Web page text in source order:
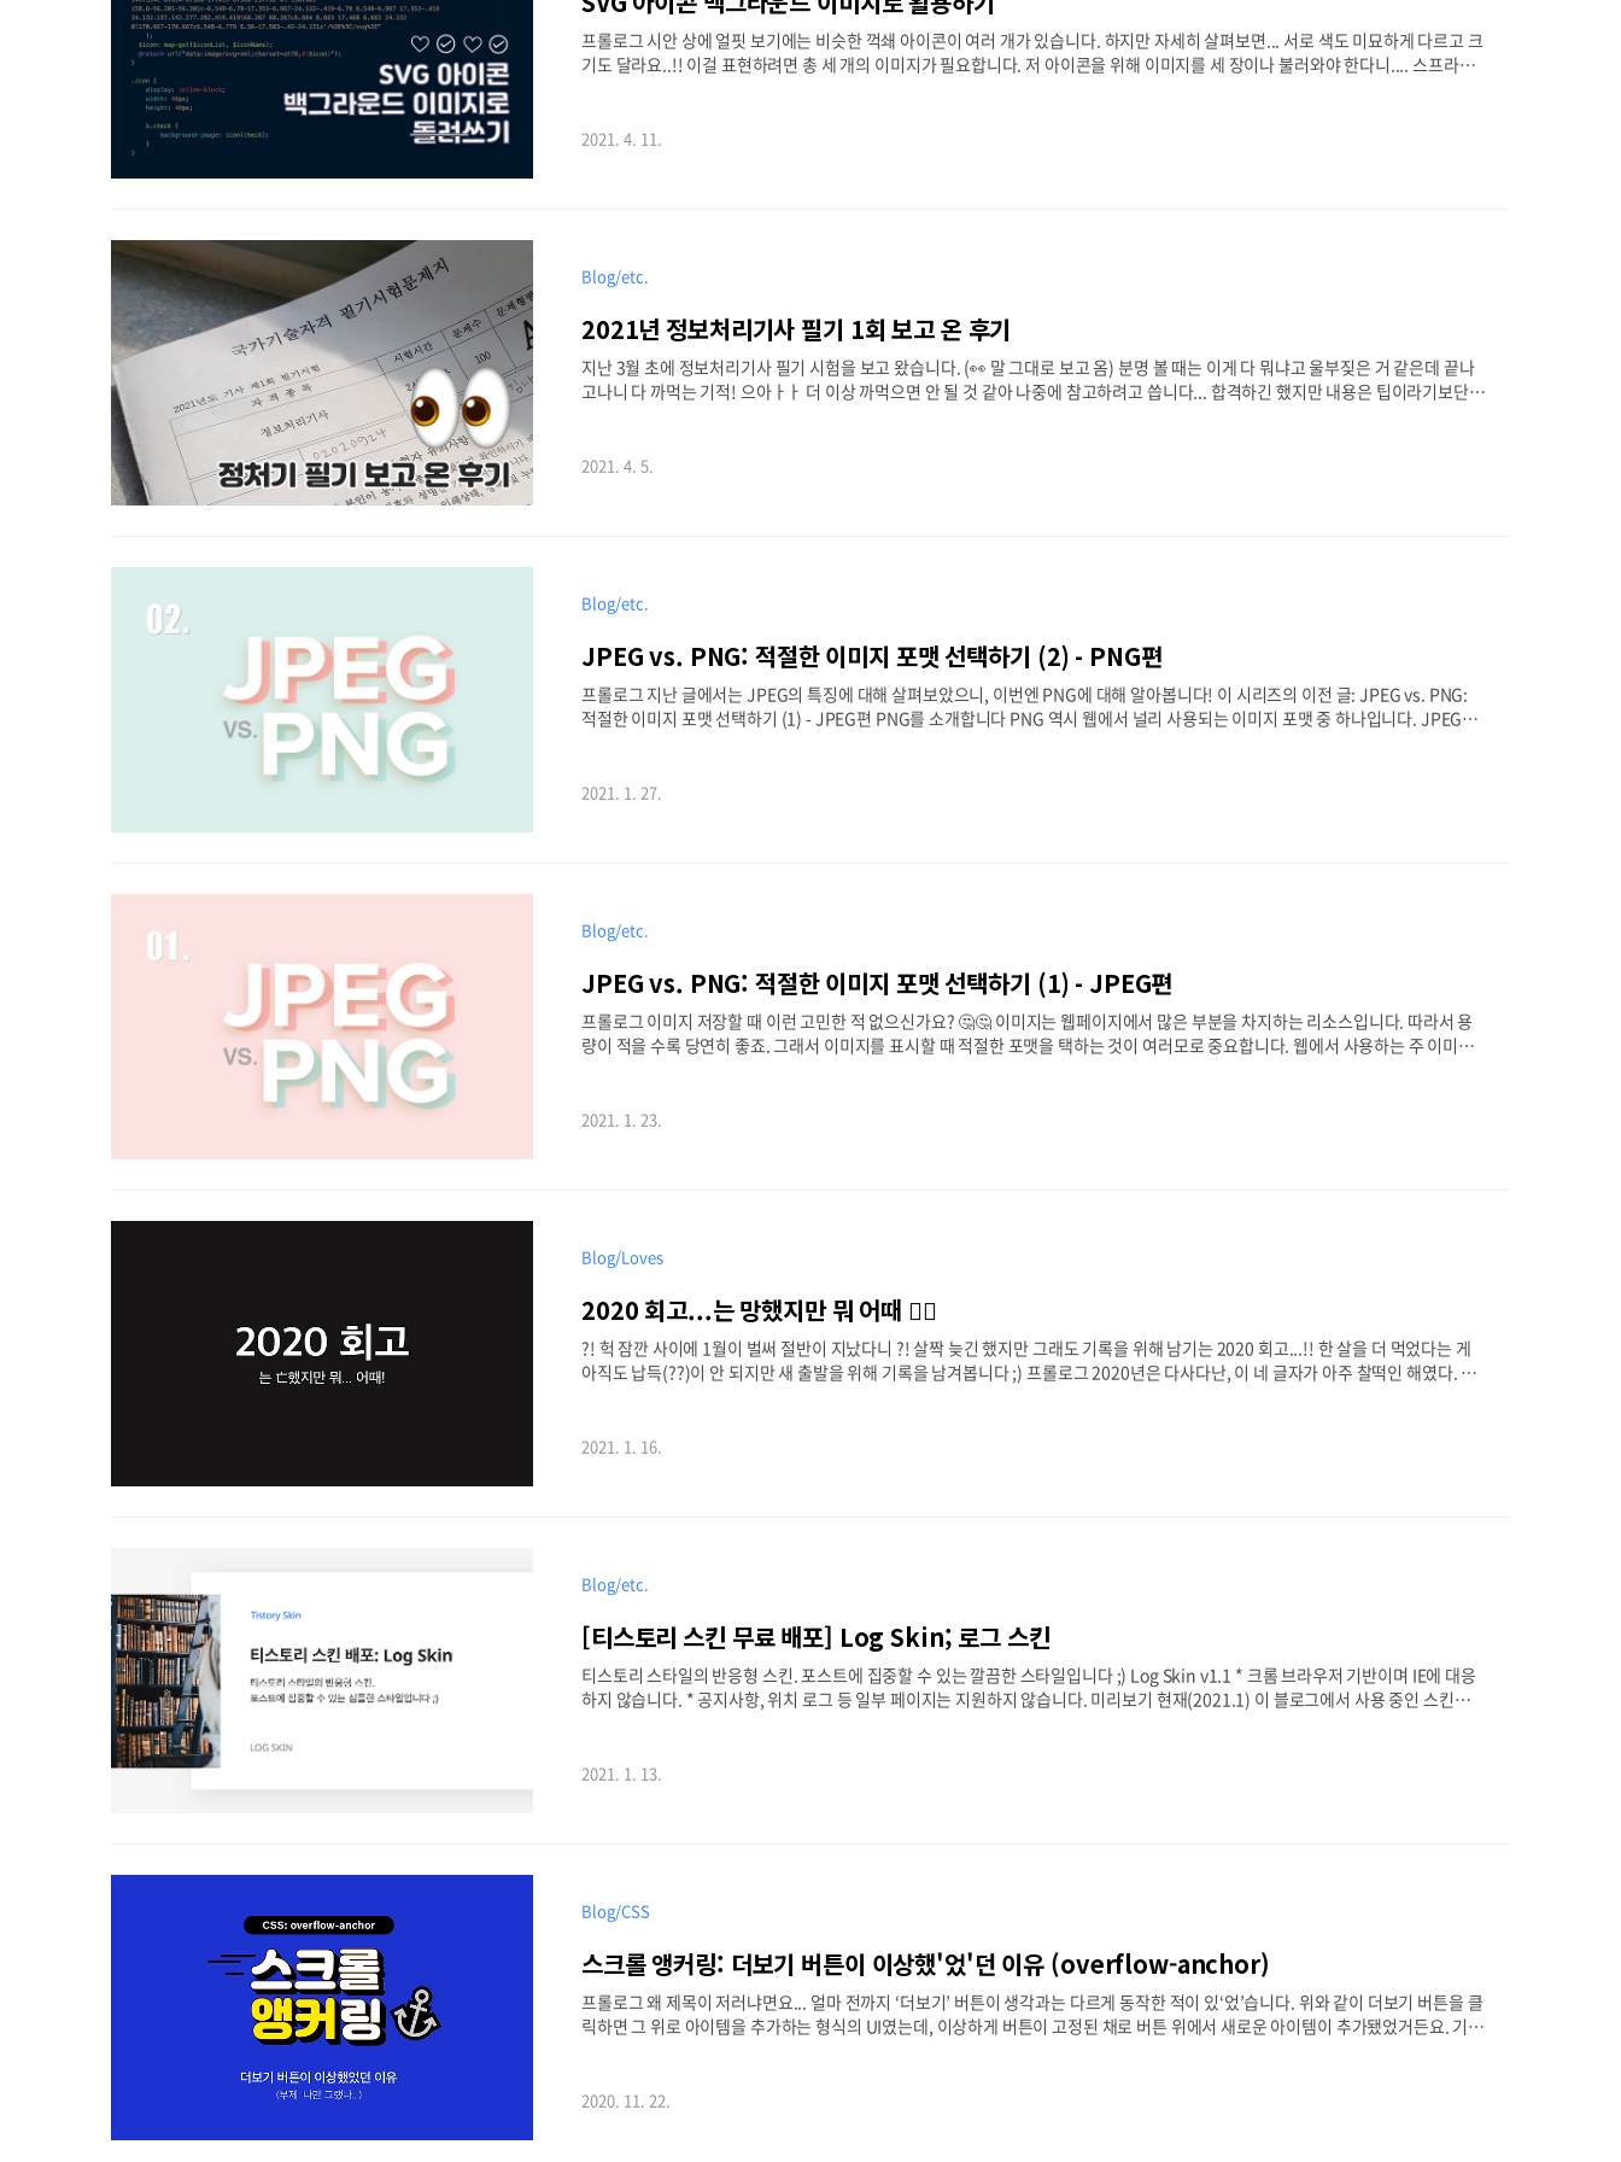
프롤로그 시안 상에 얼핏 보기에는 비슷한 꺽쇄 아이콘이 여러 개가 있습니다. 하지만 자세히 살펴보면... 서로 색도 미묘하게 다르고 크
기도 달라요..!! 이걸 표현하려면 총 세 개의 이미지가 필요합니다. 저 아이콘을 위해 이미지를 세 장이나 불러와야 한다니.... 스프라이
약 저 아이콘이 픽셀이 아니라 코드라면 수정하기 참 편할 텐데요! 그럼 필요할 때마다 이미지의 색상 값과 크기 값을 변경해서 사용할
2021. 4. 11.
Blog/etc.
2021년 정보처리기사 필기 1회 보고 온 후기
지난 3월 초에 정보처리기사 필기 시험을 보고 왔습니다. (👀 말 그대로 보고 옴) 분명 볼 때는 이게 다 뭐냐고 울부짖은 거 같은데 끝나
고나니 다 까먹는 기적! 으아ㅏㅏ 더 이상 까먹으면 안 될 것 같아 나중에 참고하려고 씁니다... 합격하긴 했지만 내용은 팁이라기보단
해야겠다는 목표로 1월부터 공부를 시작했습니다. 전에도 전공이 아닌 자격증을 딴 적이 있으니까 괜찮지 않을까? 하는 안일한.. 마음
2021. 4. 5.
Blog/etc.
JPEG vs. PNG: 적절한 이미지 포맷 선택하기 (2) - PNG편
프롤로그 지난 글에서는 JPEG의 특징에 대해 살펴보았으니, 이번엔 PNG에 대해 알아봅니다! 이 시리즈의 이전 글: JPEG vs. PNG:
적절한 이미지 포맷 선택하기 (1) - JPEG편 PNG를 소개합니다 PNG 역시 웹에서 널리 사용되는 이미지 포맷 중 하나입니다. JPEG와
색상, 곧 트루 컬러를 지원합니다. 그런데 JPEG랑 다르게 8비트 알파채널을 지원하기 때문에 다양한 투명도를 표현할 수 있습니다. bo
2021. 1. 27.
Blog/etc.
JPEG vs. PNG: 적절한 이미지 포맷 선택하기 (1) - JPEG편
프롤로그 이미지 저장할 때 이런 고민한 적 없으신가요? 🤔🤔 이미지는 웹페이지에서 많은 부분을 차지하는 리소스입니다. 따라서 용
량이 적을 수록 당연히 좋죠. 그래서 이미지를 표시할 때 적절한 포맷을 택하는 것이 여러모로 중요합니다. 웹에서 사용하는 주 이미지
‘사진은 JPEG! 투명 배경은 PNG!’라고만 알아도 충분하긴 하지만, 그 이유가 궁금하기도 했고 사진도 아니고 투명하지도 않은 이미지
2021. 1. 23.
Blog/Loves
2020 회고...는 망했지만 뭐 어때 🤷‍♀️
?! 헉 잠깐 사이에 1월이 벌써 절반이 지났다니 ?! 살짝 늦긴 했지만 그래도 기록을 위해 남기는 2020 회고...!! 한 살을 더 먹었다는 게
아직도 납득(??)이 안 되지만 새 출발을 위해 기록을 남겨봅니다 ;) 프롤로그 2020년은 다사다난, 이 네 글자가 아주 찰떡인 해였다. 이
취소돼서 목표로 했던 금액을 모으는 데 성공했고, 회사가 망해 이직을 준비하는 동안 미루던 블로그도 업데이트 했다ㅎㅎㅎ 이래저래
2021. 1. 16.
Blog/etc.
[티스토리 스킨 무료 배포] Log Skin; 로그 스킨
티스토리 스타일의 반응형 스킨. 포스트에 집중할 수 있는 깔끔한 스타일입니다 ;) Log Skin v1.1 * 크롬 브라우저 기반이며 IE에 대응
하지 않습니다. * 공지사항, 위치 로그 등 일부 페이지는 지원하지 않습니다. 미리보기 현재(2021.1) 이 블로그에서 사용 중인 스킨입니
등록' 버튼을 눌러 등록 화면으로 이동합니다. 5. '추가' 버튼 클릭 후, 다운로드 받은 모든 파일을 업로드 합니다. (images 폴더..
2021. 1. 13.
Blog/CSS
스크롤 앵커링: 더보기 버튼이 이상했'었'던 이유 (overflow-anchor)
프롤로그 왜 제목이 저러냐면요... 얼마 전까지 ‘더보기’ 버튼이 생각과는 다르게 동작한 적이 있‘었’습니다. 위와 같이 더보기 버튼을 클
릭하면 그 위로 아이템을 추가하는 형식의 UI였는데, 이상하게 버튼이 고정된 채로 버튼 위에서 새로운 아이템이 추가됐었거든요. 기
Chrome 브라우저에서만 버튼 또는 a 태그와 같은 포커스가능 요소를 클릭한 경우 해당 현상이 발생했습니다. 또, 돔 추가뿐만 아니라
2020. 11. 22.